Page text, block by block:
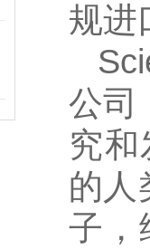
规进
公司
究
的人
子，